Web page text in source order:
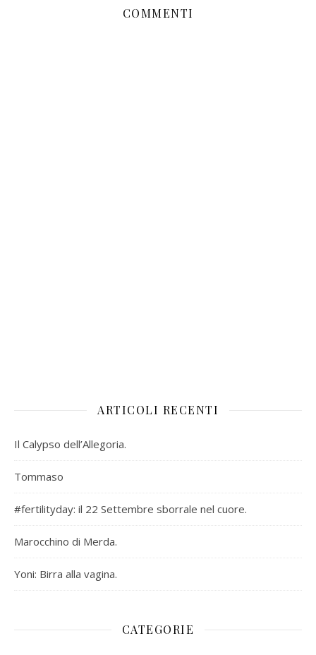
COMMENTI
ARTICOLI RECENTI
Il Calypso dell’Allegoria.
Tommaso
#fertilityday: il 22 Settembre sborrale nel cuore.
Marocchino di Merda.
Yoni: Birra alla vagina.
CATEGORIE